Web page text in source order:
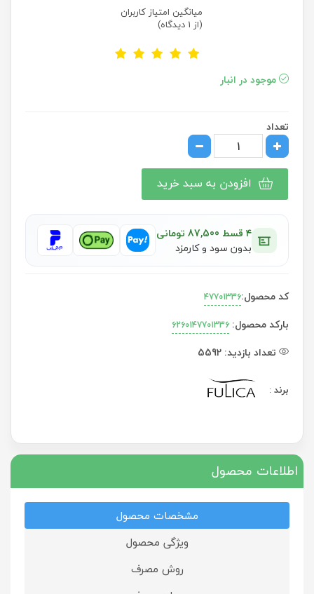
میانگین امتیاز کاربران
(از 1 دیدگاه)
موجود در انبار
تعداد
افزودن به سبد خرید
۴ قسط 87,500 تومانی
بدون سود و کارمزد
برند:
کد محصول:47701336
بارکد محصول:6260147701336
تعداد بازدید: 5592
اطلاعات محصول
مشخصات محصول
ویژگی محصول
روش مصرف